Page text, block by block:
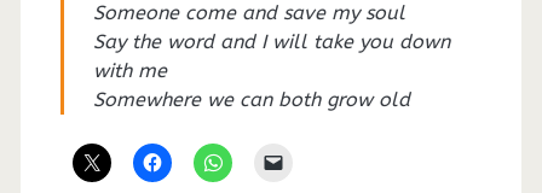
Someone come and save my soul
Say the word and I will take you down
with me
Somewhere we can both grow old